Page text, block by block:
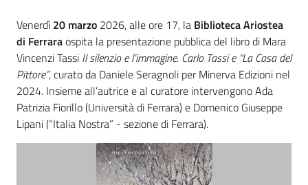
Mediateca
Giuseppe
Guglielmi
Seguici
su
Introduzione
Venerdì 20 marzo 2026, alle ore 17, la Biblioteca Ariostea
di Ferraraospita la presentazione pubblica del libro di Mara
Vincenzi Tassi Il silenzio e l’immagine. Carlo Tassi e “La Casa del
Pittore”, curato da Daniele Seragnoli per Minerva Edizioni nel
2024. Insieme all’autrice e al curatore intervengono Ada
Patrizia Fiorillo (Università di Ferrara) e Domenico Giuseppe
Lipani (“Italia Nostra” - sezione di Ferrara).